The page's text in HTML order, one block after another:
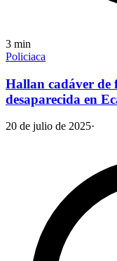
3 min
Policiaca
Hallan cadáver de
desaparecida en
20 de julio de 2025·